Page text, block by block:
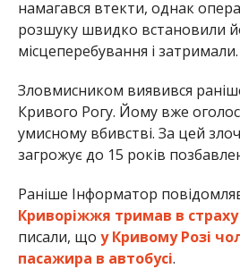
намагався втекти, однак
розшуку швидко встановили
місцеперебування і затримали.
Зловмисником виявився
Кривого Рогу. Йому вже
умисному вбивстві. За цей
загрожує до 15 років
Раніше Інформатор
Криворіжжя тримав в страху
писали, що у Кривому Розі
пасажира в автобусі.